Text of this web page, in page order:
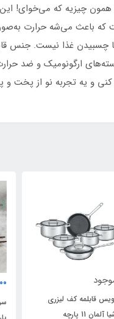
همون چیزیه که می‌خوای!
که باعث می‌شه حرارت
غذا نیست. جنس
ارگونومیک و ضد
و یه تجربه نو از پخت و
سرویس قابلمه گرانیتی 17